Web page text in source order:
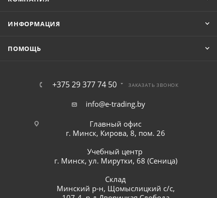
ИНФОРМАЦИЯ
ПОМОЩЬ
+375 29 377 74 50 ЗАКАЗАТЬ ЗВОНОК
info@e-trading.by
Главный офис
г. Минск, Кирова, 8, пом. 26
Учебный центр
г. Минск, ул. Мирутки, 68 (Сеница)
Склад
Минский р-н, Щомыслицкий с/с,